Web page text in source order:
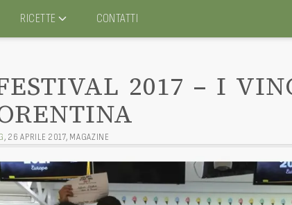
RICETTE CONTATTI
2017 – I
, 26 APRILE 2017, MAGAZINE